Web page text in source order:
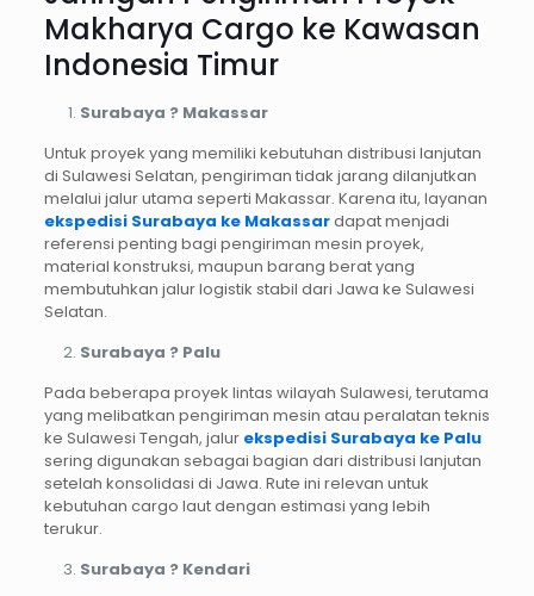
Makharya Cargo ke Kawasan
Indonesia Timur
Surabaya ? Makassar
Untuk proyek yang memiliki kebutuhan distribusi lanjutan
di Sulawesi Selatan, pengiriman tidak jarang dilanjutkan
melalui jalur utama seperti Makassar. Karena itu, layanan
ekspedisi Surabaya ke Makassardapat menjadi
referensi penting bagi pengiriman mesin proyek,
material konstruksi, maupun barang berat yang
membutuhkan jalur logistik stabil dari Jawa ke Sulawesi
Selatan.
Surabaya ? Palu
Pada beberapa proyek lintas wilayah Sulawesi, terutama
yang melibatkan pengiriman mesin atau peralatan teknis
ke Sulawesi Tengah, jalur ekspedisi Surabaya ke Palu
sering digunakan sebagai bagian dari distribusi lanjutan
setelah konsolidasi di Jawa. Rute ini relevan untuk
kebutuhan cargo laut dengan estimasi yang lebih
terukur.
Surabaya ? Kendari